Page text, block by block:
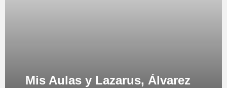
Mis Aulas y Lazarus, Álvarez